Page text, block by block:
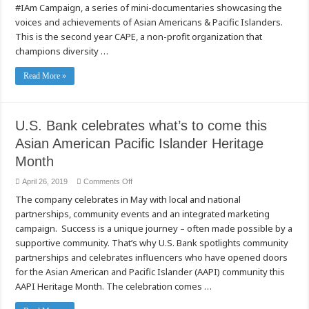
#IAm Campaign, a series of mini-documentaries showcasing the
voices and achievements of Asian Americans & Pacific Islanders.
This is the second year CAPE, a non-profit organization that
champions diversity …
Read More »
U.S. Bank celebrates what’s to come this
Asian American Pacific Islander Heritage
Month
April 26, 2019 Comments Offon
Bank
celebrates
what’s
come
this
Asian
American
Pacific
Islander
Month
The company celebrates in May with local and national
partnerships, community events and an integrated marketing
campaign. Success is a unique journey – often made possible by a
supportive community. That’s why U.S. Bank spotlights community
partnerships and celebrates influencers who have opened doors
for the Asian American and Pacific Islander (AAPI) community this
AAPI Heritage Month. The celebration comes …